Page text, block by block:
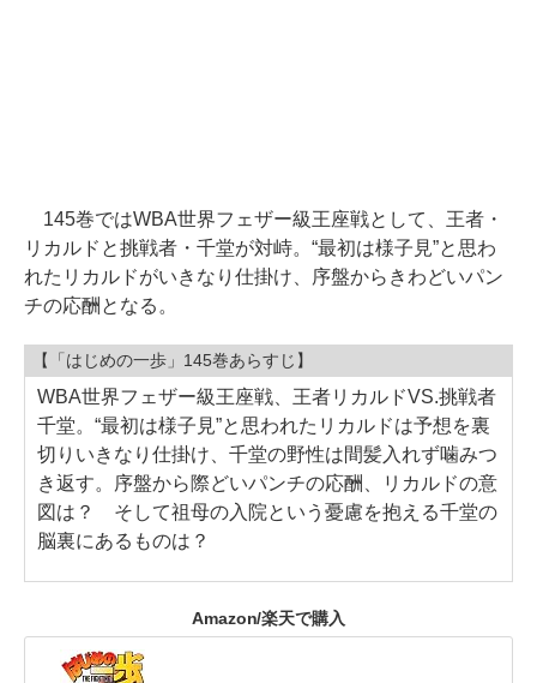
145巻ではWBA世界フェザー級王座戦として、王者・
リカルドと挑戦者・千堂が対峙。“最初は様子見”と思わ
れたリカルドがいきなり仕掛け、序盤からきわどいパン
チの応酬となる。
【「はじめの一歩」145巻あらすじ】
WBA世界フェザー級王座戦、王者リカルドVS.挑戦者
千堂。“最初は様子見”と思われたリカルドは予想を裏
切りいきなり仕掛け、千堂の野性は間髪入れず噛みつ
き返す。序盤から際どいパンチの応酬、リカルドの意
図は？ そして祖母の入院という憂慮を抱える千堂の
脳裏にあるものは？
Amazon/楽天で購入